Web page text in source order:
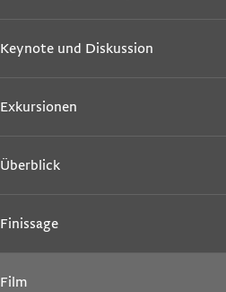
Keynote und Diskussion
Exkursionen
Überblick
Finissage
Film